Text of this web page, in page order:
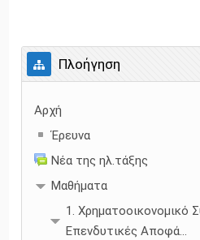
Πλοήγηση
Αρχή
Έρευνα
Νέα της ηλ.τάξης
Μαθήματα
1. Χρηματοοικονομικό
Επενδυτικές Αποφά...